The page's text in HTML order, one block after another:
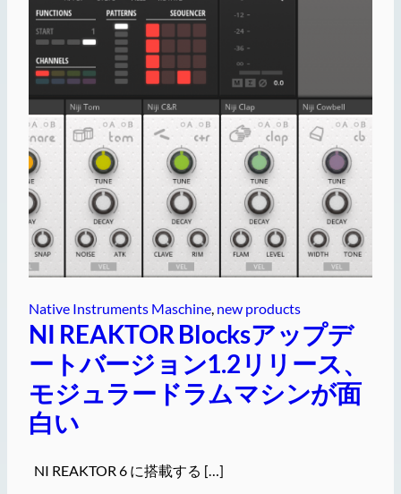
Native Instruments Maschine, new products
NI REAKTOR Blocksアップデ
ートバージョン1.2リリース、
モジュラードラムマシンが面
白い
NI REAKTOR 6 に搭載する […]